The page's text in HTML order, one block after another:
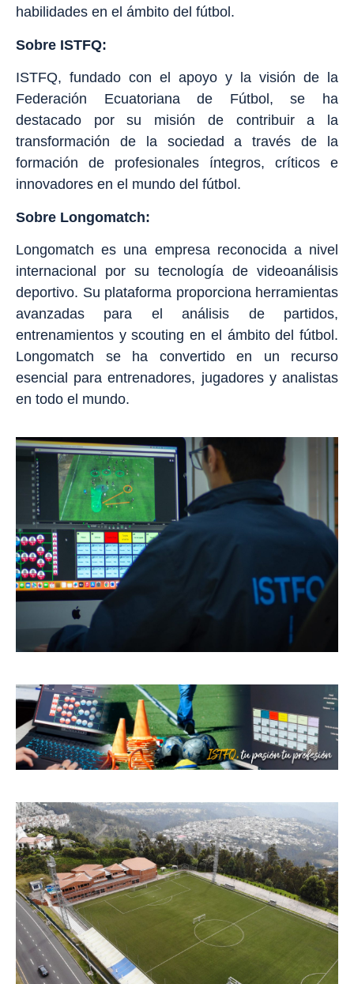
habilidades en el ámbito del fútbol.
Sobre ISTFQ:
ISTFQ, fundado con el apoyo y la visión de la
Federación Ecuatoriana de Fútbol, se ha
destacado por su misión de contribuir a la
transformación de la sociedad a través de la
formación de profesionales íntegros, críticos e
innovadores en el mundo del fútbol.
Sobre Longomatch:
Longomatch es una empresa reconocida a nivel
internacional por su tecnología de videoanálisis
deportivo. Su plataforma proporciona herramientas
avanzadas para el análisis de partidos,
entrenamientos y scouting en el ámbito del fútbol.
Longomatch se ha convertido en un recurso
esencial para entrenadores, jugadores y analistas
en todo el mundo.